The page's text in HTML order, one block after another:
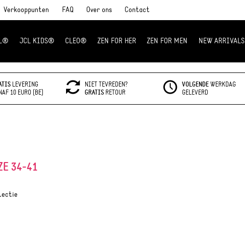
Verkooppunten FAQ Over ons Contact
JCL KIDS® CLEO® ZEN FOR HER ZEN FOR MEN NEW ARRIVALS
LEVERING
10 EURO (BE)
NIET TEVREDEN?
GRATIS RETOUR
VOLGENDEWERKDAG
GELEVERD
34-41